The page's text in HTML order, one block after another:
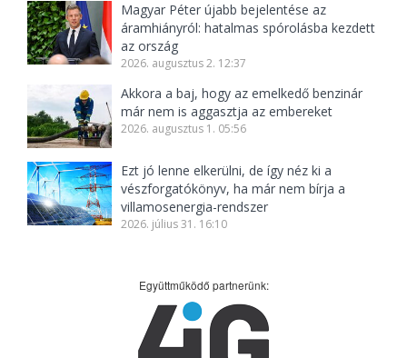
Magyar Péter újabb bejelentése az
áramhiányról: hatalmas spórolásba kezdett
az ország
2026. augusztus 2. 12:37
Akkora a baj, hogy az emelkedő benzinár
már nem is aggasztja az embereket
2026. augusztus 1. 05:56
Ezt jó lenne elkerülni, de így néz ki a
vészforgatókönyv, ha már nem bírja a
villamosenergia-rendszer
2026. július 31. 16:10
Együttműködő partnerünk: